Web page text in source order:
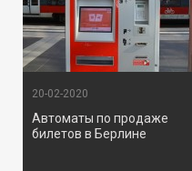
20-02-2020
Автоматы по продаже
билетов в Берлине